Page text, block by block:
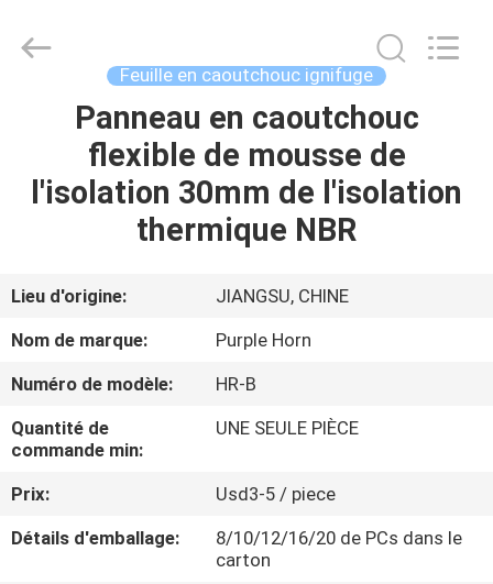
MAISON
PRODUITS
SUJET
DE
NOUS
VISITE
D'USINE
CONTRÔLE
Commerce
Feuille en caoutchouc ignifuge
Panneau en caoutchouc
flexible de mousse de
l'isolation 30mm de l'isolation
thermique NBR
Lieu d'origine:
JIANGSU, CHINE
Nom de marque:
Purple Horn
Numéro de modèle:
HR-B
Quantité de
commande min:
UNE SEULE PIÈCE
Prix:
Usd3-5 / piece
Détails d'emballage:
8/10/12/16/20 de PCs dans le
carton